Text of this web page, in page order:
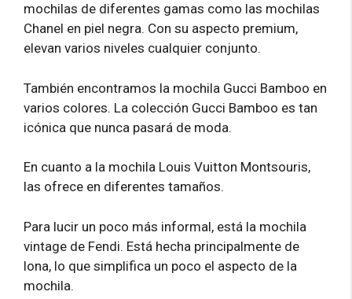
mochilas de diferentes gamas como las mochilas
Chanel en piel negra. Con su aspecto premium,
elevan varios niveles cualquier conjunto.
También encontramos la mochila Gucci Bamboo en
varios colores. La colección Gucci Bamboo es tan
icónica que nunca pasará de moda.
En cuanto a la mochila Louis Vuitton Montsouris,
las ofrece en diferentes tamaños.
Para lucir un poco más informal, está la mochila
vintage de Fendi. Está hecha principalmente de
lona, ​​lo que simplifica un poco el aspecto de la
mochila.